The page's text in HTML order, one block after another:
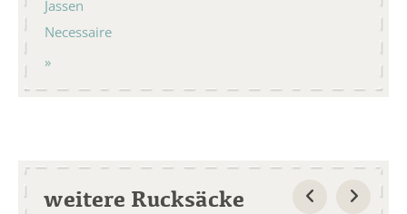
Jassen
Necessaire
weitere Rucksäcke